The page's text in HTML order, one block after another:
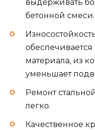
выдерживать
бетонной смеси.
материала, из
уменьшает
Ремонт
легко.
Качественное